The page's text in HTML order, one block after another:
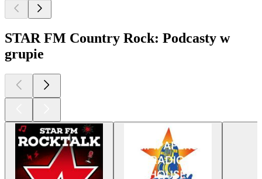
STAR FM Country Rock: Podcasty w
grupie